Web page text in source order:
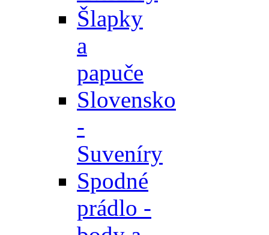
Šlapky
a
papuče
Slovensko
-
Suveníry
Spodné
prádlo -